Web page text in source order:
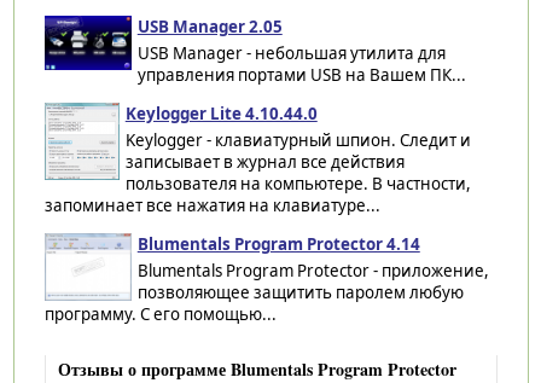
USB Manager 2.05
USB Manager - небольшая утилита для
управления портами USB на Вашем ПК...
Keylogger Lite 4.10.44.0
Keylogger - клавиатурный шпион. Следит и
записывает в журнал все действия
пользователя на компьютере. В частности,
запоминает все нажатия на клавиатуре...
Blumentals Program Protector 4.14
Blumentals Program Protector - приложение,
позволяющее защитить паролем любую
программу. С его помощью...
Отзывы о программе Blumentals Program Protector